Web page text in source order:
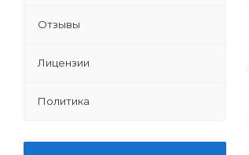
Отзывы
Лицензии
Политика